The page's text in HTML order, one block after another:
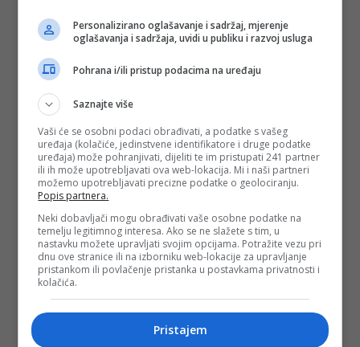
Personalizirano oglašavanje i sadržaj, mjerenje
oglašavanja i sadržaja, uvidi u publiku i razvoj usluga
Pohrana i/ili pristup podacima na uređaju
Saznajte više
Vaši će se osobni podaci obrađivati, a podatke s vašeg
uređaja (kolačiće, jedinstvene identifikatore i druge podatke
uređaja) može pohranjivati, dijeliti te im pristupati 241 partner
ili ih može upotrebljavati ova web-lokacija. Mi i naši partneri
možemo upotrebljavati precizne podatke o geolociranju.
Popis partnera.
Neki dobavljači mogu obrađivati vaše osobne podatke na
temelju legitimnog interesa. Ako se ne slažete s tim, u
nastavku možete upravljati svojim opcijama. Potražite vezu pri
dnu ove stranice ili na izborniku web-lokacije za upravljanje
pristankom ili povlačenje pristanka u postavkama privatnosti i
kolačića.
Pristajem